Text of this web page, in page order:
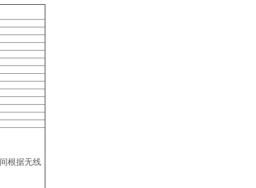
根据无线